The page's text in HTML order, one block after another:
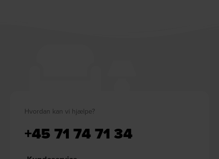
Hvordan kan vi hjælpe?
+45 71 74 71 34